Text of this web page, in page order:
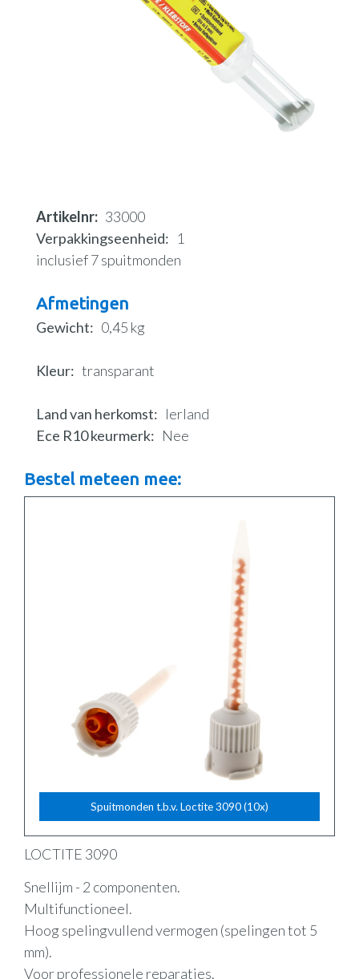
Artikelnr
33000
Verpakkingseenheid
1
inclusief 7 spuitmonden
Afmetingen
Gewicht 0,45 kg
Kleur transparant
Land van herkomst
Ierland
Ece R10 keurmerk
Nee
Bestel meteen mee:
Spuitmonden t.b.v. Loctite 3090 (10x)
LOCTITE 3090
Snellijm - 2 componenten.
Multifunctioneel.
Hoog spelingvullend vermogen (spelingen tot 5
mm).
Voor professionele reparaties.